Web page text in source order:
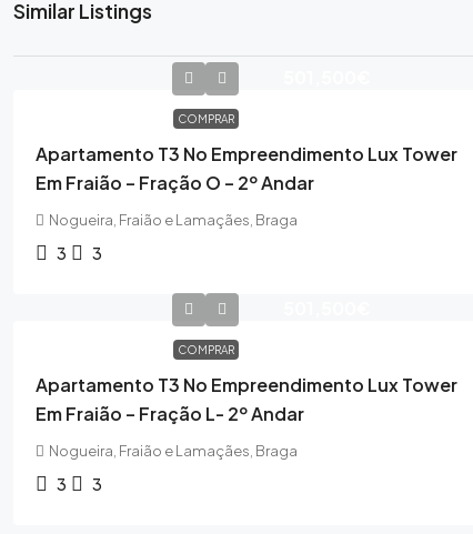
Similar Listings
COMPRAR
Apartamento T3 No Empreendimento Lux Tower
Em Fraião – Fração O – 2º Andar
Nogueira, Fraião e Lamaçães, Braga
3 3
COMPRAR
Apartamento T3 No Empreendimento Lux Tower
Em Fraião – Fração L- 2º Andar
Nogueira, Fraião e Lamaçães, Braga
3 3